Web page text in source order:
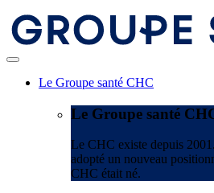
Le Groupe santé CHC
Le Groupe santé
Le CHC existe depuis
adopté un nouveau
CHC était né.